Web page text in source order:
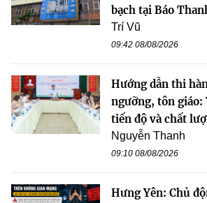
bạch tại Báo
Trí Vũ
09:42 08/08/2026
Hướng dẫn thi
ngưỡng, tôn giáo:
tiến độ và chất
Nguyễn Thanh
09:10 08/08/2026
Hưng Yên: Chủ